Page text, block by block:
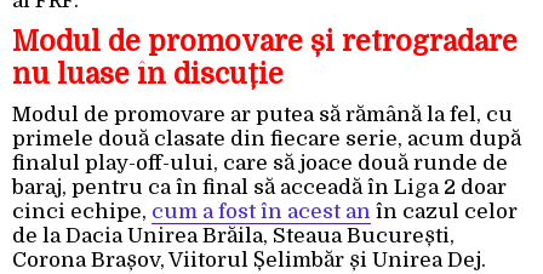
Modul de promovare și retrogradare
nu luase în discuție
Modul de promovare ar putea să rămână la fel, cu
primele două clasate din fiecare serie, acum după
finalul play-off-ului, care să joace două runde de
baraj, pentru ca în final să acceadă în Liga 2 doar
cinci echipe, cum a fost în acest an în cazul celor
de la Dacia Unirea Brăila, Steaua București,
Corona Brașov, Viitorul Șelimbăr și Unirea Dej.